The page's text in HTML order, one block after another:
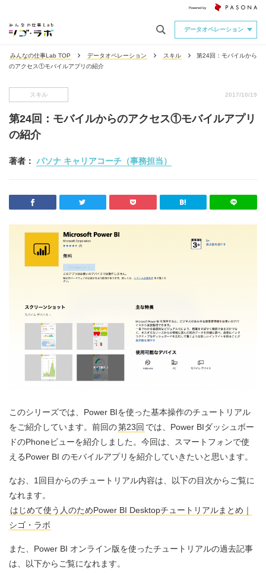
データオペレーション
みんなの仕事Lab TOP データオペレーション スキル
第24回：モバイルから
のアクセス①モバイルアプリの紹介
スキル 2017/10/19
第24回：モバイルからのアクセス①モバイルアプリ
の紹介
著者： パソナ キャリアコーチ（事務担当）
このシリーズでは、Power BIを使った基本操作のチュートリアル
をご紹介しています。前回の第23回 では、Power BIダッシュボー
ドのPhoneビューを紹介しました。今回は、スマートフォンで使
えるPower BI のモバイルアプリを紹介していきたいと思います。
なお、1回目からのチュートリアル内容は、以下の目次からご覧に
なれます。
はじめて使う人のためPower BI Desktopチュートリアルまとめ｜
シゴ・ラボ
また、Power BI オンライン版を使ったチュートリアルの過去記事
は、以下からご覧になれます。